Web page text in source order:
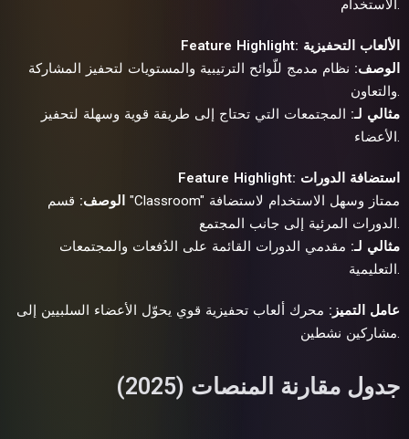
الاستخدام.
Feature Highlight: الألعاب التحفيزية
الوصف: نظام مدمج للّوائح الترتيبية والمستويات لتحفيز المشاركة
والتعاون.
مثالي لـ: المجتمعات التي تحتاج إلى طريقة قوية وسهلة لتحفيز
الأعضاء.
Feature Highlight: استضافة الدورات
الوصف: قسم "Classroom" ممتاز وسهل الاستخدام لاستضافة
الدورات المرئية إلى جانب المجتمع.
مثالي لـ: مقدمي الدورات القائمة على الدُفعات والمجتمعات
التعليمية.
عامل التميز: محرك ألعاب تحفيزية قوي يحوّل الأعضاء السلبيين إلى
مشاركين نشطين.
جدول مقارنة المنصات (2025)